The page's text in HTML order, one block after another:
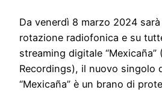
Da venerdì 8 marzo 2024
rotazione radiofonica e su
streaming digitale “Mexicaña”
Recordings), il nuovo singolo
“Mexicaña” è un brano di